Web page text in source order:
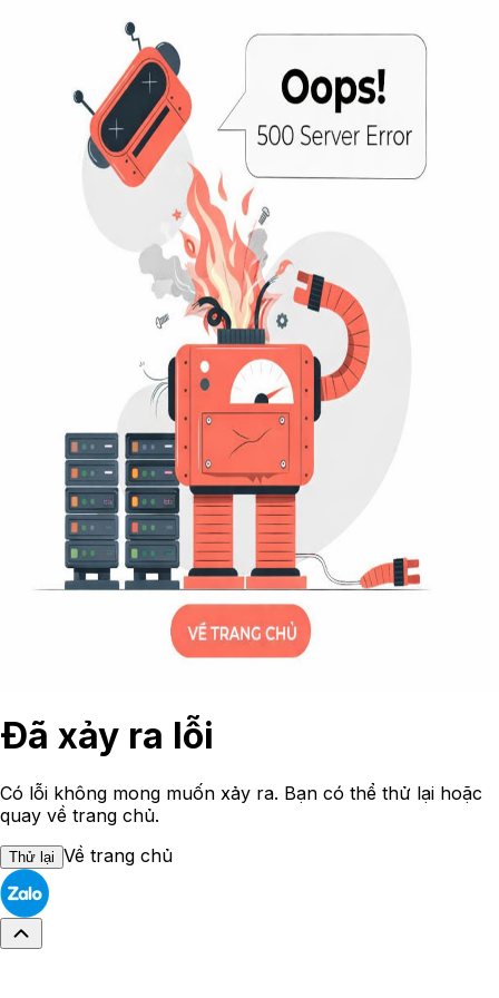
Đã xảy ra lỗi
Có lỗi không mong muốn xảy ra. Bạn có thể thử lại hoặc
quay về trang chủ.
Thử lại Về trang chủ